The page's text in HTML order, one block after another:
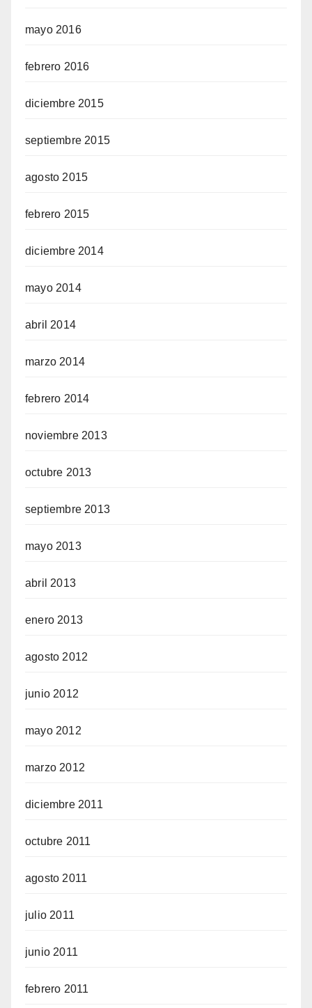
mayo 2016
febrero 2016
diciembre 2015
septiembre 2015
agosto 2015
febrero 2015
diciembre 2014
mayo 2014
abril 2014
marzo 2014
febrero 2014
noviembre 2013
octubre 2013
septiembre 2013
mayo 2013
abril 2013
enero 2013
agosto 2012
junio 2012
mayo 2012
marzo 2012
diciembre 2011
octubre 2011
agosto 2011
julio 2011
junio 2011
febrero 2011